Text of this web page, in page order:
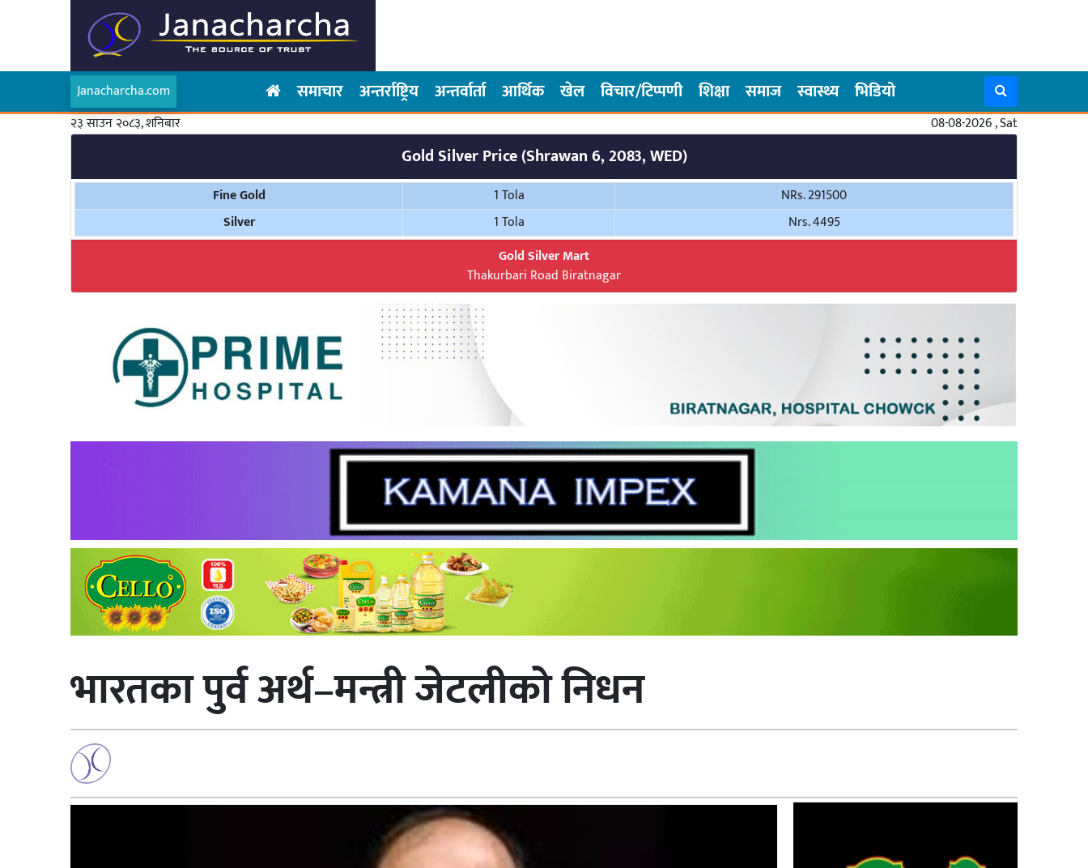
Janacharcha.com समाचार अन्तर्राष्ट्रिय अन्तर्वार्ता आर्थिक खेल विचार/टिप्पणी शिक्षा समाज स्वास्थ्य भिडियो
२३ साउन २०८३, शनिबार 08-08-2026 , Sat
Gold Silver Price (Shrawan 6, 2083, WED)
Fine Gold 1 Tola
NRs. 291500
Silver
1 Tola
Nrs. 4495
Gold Silver Mart
Thakurbari Road Biratnagar
भारतका पुर्व अर्थ–मन्त्री जेटलीको निधन